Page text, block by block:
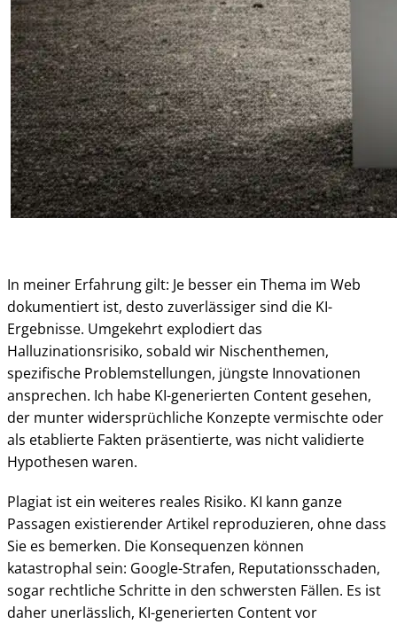
In meiner Erfahrung gilt: Je besser ein Thema im Web
dokumentiert ist, desto zuverlässiger sind die KI-
Ergebnisse. Umgekehrt explodiert das
Halluzinationsrisiko, sobald wir Nischenthemen,
spezifische Problemstellungen, jüngste Innovationen
ansprechen. Ich habe KI-generierten Content gesehen,
der munter widersprüchliche Konzepte vermischte oder
als etablierte Fakten präsentierte, was nicht validierte
Hypothesen waren.
Plagiat ist ein weiteres reales Risiko. KI kann ganze
Passagen existierender Artikel reproduzieren, ohne dass
Sie es bemerken. Die Konsequenzen können
katastrophal sein: Google-Strafen, Reputationsschaden,
sogar rechtliche Schritte in den schwersten Fällen. Es ist
daher unerlässlich, KI-generierten Content vor